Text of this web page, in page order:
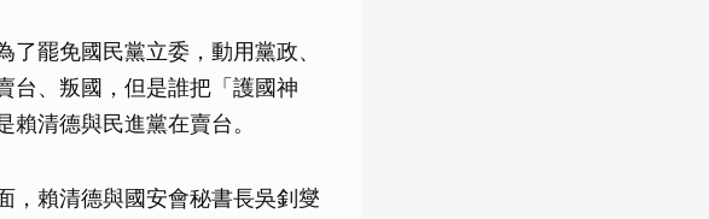
罷免國民黨立委，動用黨政、
台、叛國，但是誰把「護國神
清德與民進黨在賣台。
，賴清德與國安會秘書長吳釗燮